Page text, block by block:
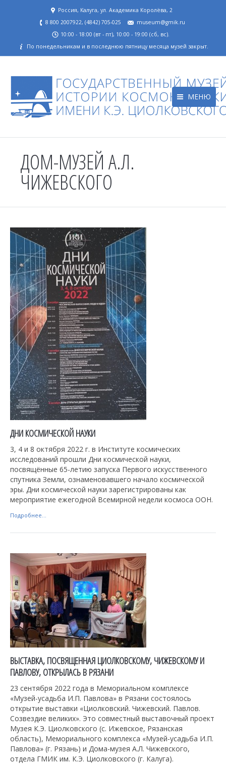
Россия, Калуга, ул. Академика Королёва, 2
8 800 2007922, (4842) 705-025
museum@gmik.ru
10:00 - 18:00 (вт - пт), 10:00 - 19:00 (сб, вс).
По понедельникам и в последнюю пятницу месяца музей закрыт.
МЕНЮ
ДОМ-МУЗЕЙ А.Л.
ЧИЖЕВСКОГО
ДНИ КОСМИЧЕСКОЙ НАУКИ
3, 4 и 8 октября 2022 г. в Институте космических
исследований прошли Дни космической науки,
посвящённые 65-летию запуска Первого искусственного
спутника Земли, ознаменовавшего начало космической
эры. Дни космической науки зарегистрированы как
мероприятие ежегодной Всемирной недели космоса ООН.
Подробнее...
ВЫСТАВКА, ПОСВЯЩЕННАЯ ЦИОЛКОВСКОМУ, ЧИЖЕВСКОМУ И
ПАВЛОВУ, ОТКРЫЛАСЬ В РЯЗАНИ
23 сентября 2022 года в Мемориальном комплексе
«Музей-усадьба И.П. Павлова» в Рязани состоялось
открытие выставки «Циолковский. Чижевский. Павлов.
Созвездие великих». Это совместный выставочный проект
Музея К.Э. Циолковского (с. Ижевское, Рязанская
область), Мемориального комплекса «Музей-усадьба И.П.
Павлова» (г. Рязань) и Дома-музея А.Л. Чижевского,
отдела ГМИК им. К.Э. Циолковского (г. Калуга).